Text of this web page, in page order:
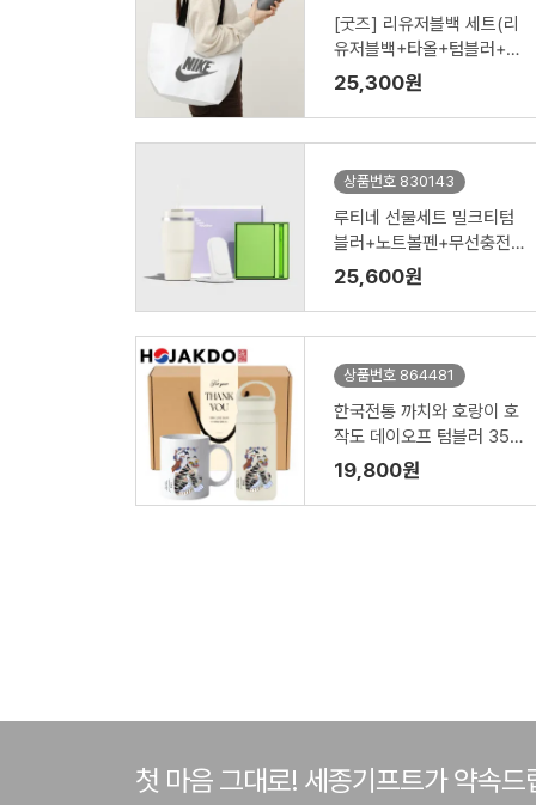
[굿즈] 리유저블백 세트(리
유저블백+타올+텀블러+공
기청정기)
25,300원
상품번호 830143
루티네 선물세트 밀크티텀
블러+노트볼펜+무선충전
기
25,600원
상품번호 864481
한국전통 까치와 호랑이 호
작도 데이오프 텀블러 350
ml 도자기 머그 기프팅
19,800원
첫 마음 그대로! 세종기프트가 약속드